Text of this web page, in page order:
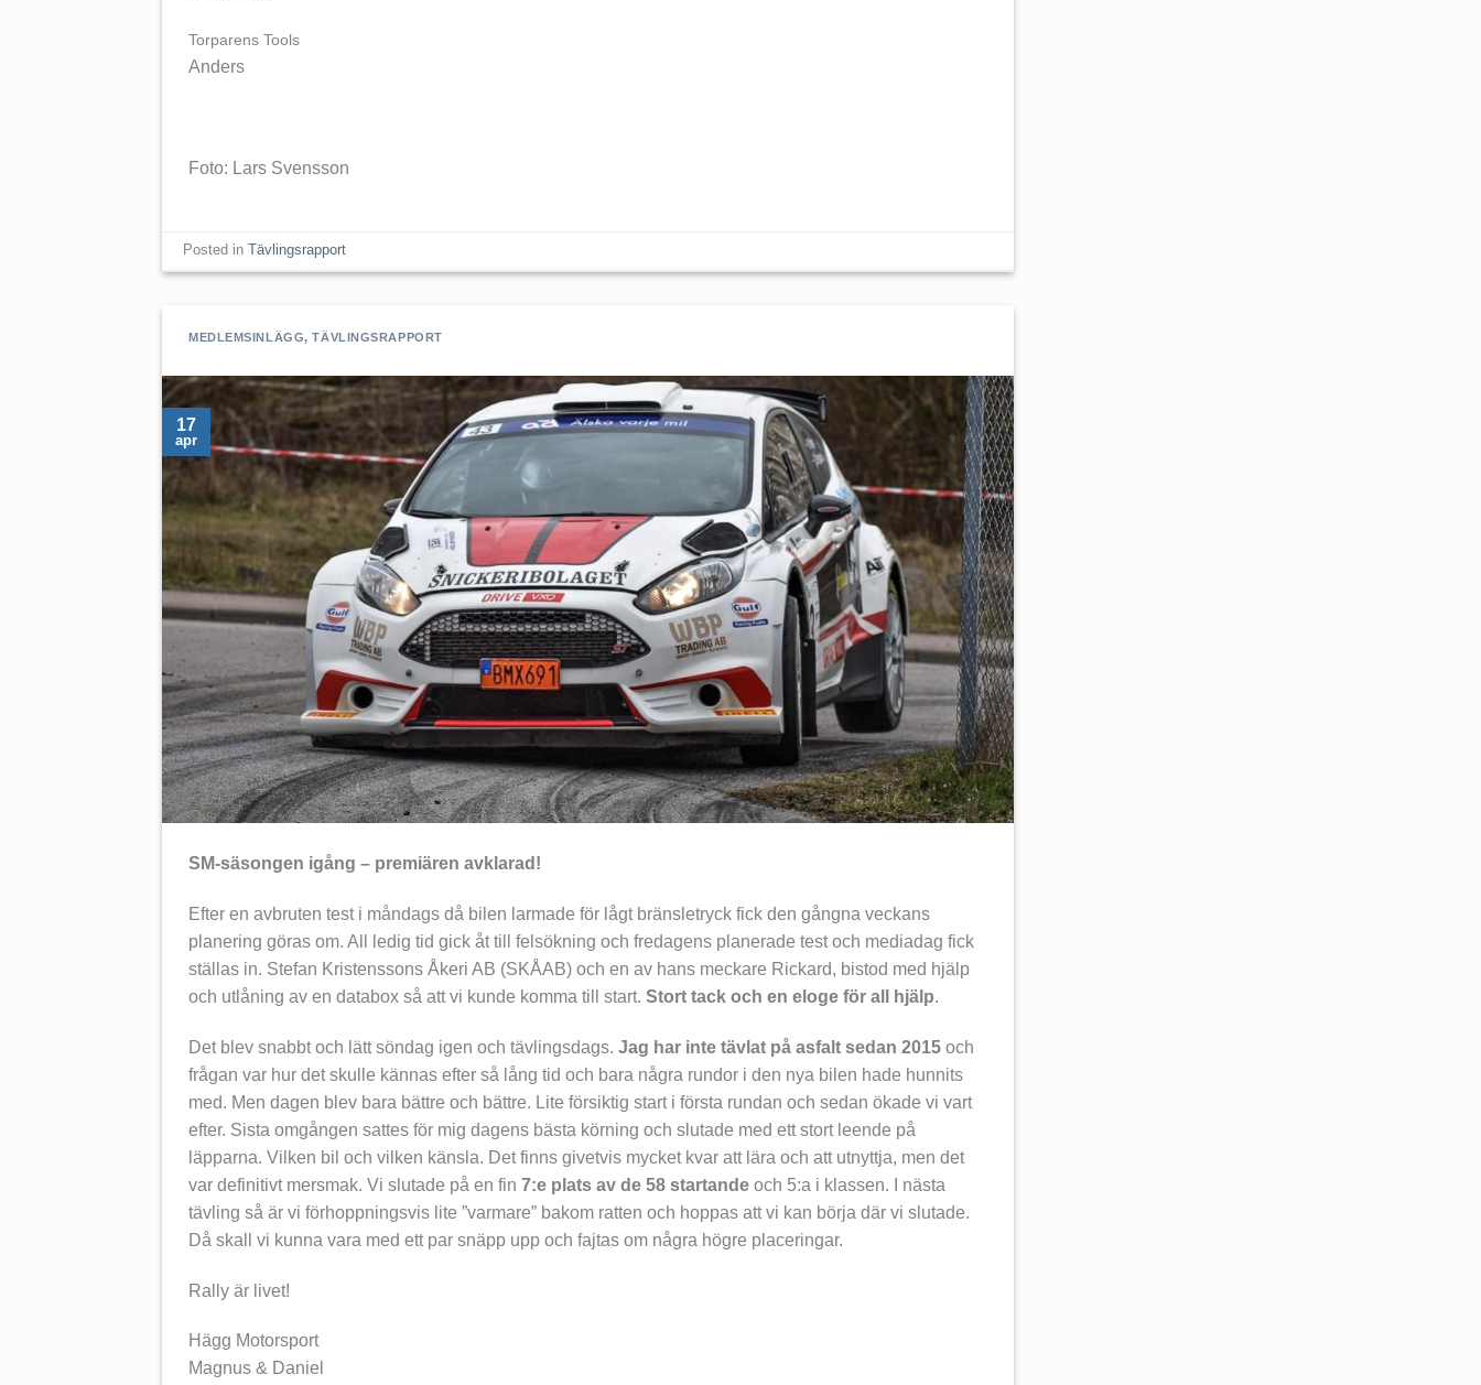
Torparens Tools
Anders
Foto: Lars Svensson
Posted inTävlingsrapport
MEDLEMSINLÄGG,TÄVLINGSRAPPORT
17
apr
SM-säsongen igång – premiären avklarad!
Efter en avbruten test i måndags då bilen larmade för lågt bränsletryck fick den gångna veckans
planering göras om. All ledig tid gick åt till felsökning och fredagens planerade test och mediadag fick
ställas in. Stefan Kristenssons Åkeri AB (SKÅAB) och en av hans meckare Rickard, bistod med hjälp
och utlåning av en databox så att vi kunde komma till start. Stort tack och en eloge för all hjälp.
Det blev snabbt och lätt söndag igen och tävlingsdags. Jag har inte tävlat på asfalt sedan 2015 och
frågan var hur det skulle kännas efter så lång tid och bara några rundor i den nya bilen hade hunnits
med. Men dagen blev bara bättre och bättre. Lite försiktig start i första rundan och sedan ökade vi vart
efter. Sista omgången sattes för mig dagens bästa körning och slutade med ett stort leende på
läpparna. Vilken bil och vilken känsla. Det finns givetvis mycket kvar att lära och att utnyttja, men det
var definitivt mersmak. Vi slutade på en fin 7:e plats av de 58 startande och 5:a i klassen. I nästa
tävling så är vi förhoppningsvis lite ”varmare” bakom ratten och hoppas att vi kan börja där vi slutade.
Då skall vi kunna vara med ett par snäpp upp och fajtas om några högre placeringar.
Rally är livet!
Hägg Motorsport
Magnus & Daniel